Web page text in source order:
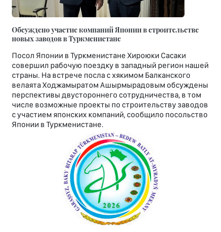
Обсуждено участие компаний Японии в строительстве
новых заводов в Туркменистане
Посол Японии в Туркменистане Хироюки Сасаки
совершил рабочую поездку в западный регион нашей
страны. На встрече посла с хякимом Балканского
велаята Ходжамыратом Ашырмырадовым обсуждены
перспективы двустороннего сотрудничества, в том
числе возможные проекты по строительству заводов
с участием японских компаний, сообщило посольство
Японии в Туркменистане.